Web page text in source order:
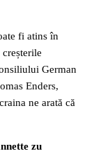
fi atins în
German
Enders,
ne arată că
zu